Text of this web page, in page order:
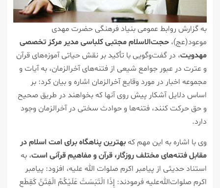
به گزارش روابط عمومی بنیاد فرهنگی حضرت مهدی
موعود(عج)، حجت‌الاسلام مجتبی کلباسی مدیر مرکز تخصصی
مهدویت، در گفت‌وگویی با تأکید بر نقش حیاتی آموزه‌های قرآن
و عترت در عبور جوامع شیعی از فتنه‌های آخرالزمان، به آیات و
مجموعه اخبار در مورد وقایع آخرالزمان اشاره و بیان کرد: بر
اساس دلایل آشکار پیش روی آنها که بخواهند در طریق صحیح
و حق حرکت کنند، فتنه‌ها و حوادث سختی در آخرالزمان وجود
دارد.
وی با اشاره به این مهم که بهترین پناهگاه برای امت اسلام در
مقابل فتنه‌های مختلف روزگار، قرآن و مفاهیم قرآنی است، به
استناد حدیثی از پیامبر اکرم صلوات الله علیه، افزود: پیامبر
اکرم صلوات‌الله‌علیه فرمودند: إِذَا الْتَبَسَتْ عَلَیْکُمُ الْفِتَنُ کَقِطَعِ